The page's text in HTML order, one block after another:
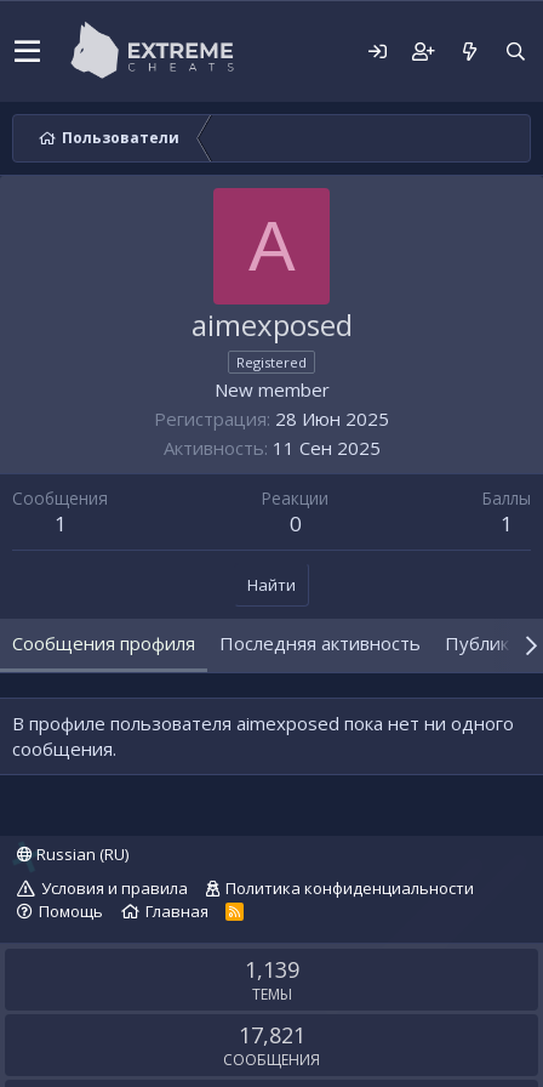
Пользователи
A
aimexposed
Registered
New member
Регистрация 28 Июн 2025
Активность 11 Сен 2025
Сообщения
1
Реакции
0
Баллы
1
Найти
Сообщения профиля Последняя активность
В профиле пользователя aimexposed пока нет ни одного
сообщения.
Russian (RU)
Условия и правила
Политика конфиденциальности
Помощь
Главная
R
S
1,139
ТЕМЫ
17,821
СООБЩЕНИЯ